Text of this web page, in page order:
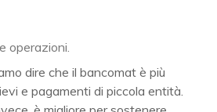
operazioni.
dire che il bancomat è più
e pagamenti di piccola entità.